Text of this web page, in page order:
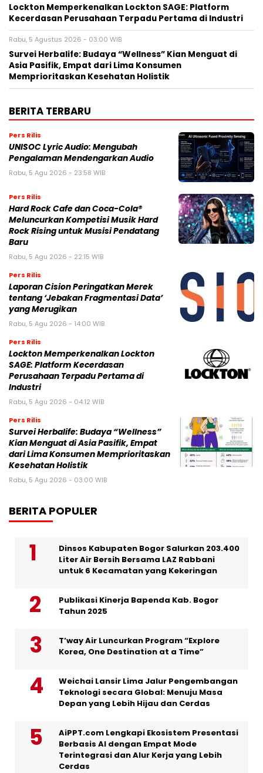
Lockton Memperkenalkan Lockton SAGE: Platform
Kecerdasan Perusahaan Terpadu Pertama di Industri
Rabu, 5 Agustus 2026 - 03:00 WIB
Survei Herbalife: Budaya “Wellness” Kian Menguat di
Asia Pasifik, Empat dari Lima Konsumen
Memprioritaskan Kesehatan Holistik
BERITA TERBARU
Pers Rilis
UNISOC Lyric Audio: Mengubah
Pengalaman Mendengarkan Audio
Rabu, 5 Agu 2026 - 23:58 WIB
Pers Rilis
Hard Rock Cafe dan Coca-Cola®
Meluncurkan Kompetisi Musik Hard
Rock Rising untuk Musisi Pendatang
Baru
Rabu, 5 Agu 2026 - 22:15 WIB
Pers Rilis
Laporan Cision Peringatkan Merek
tentang ‘Jebakan Fragmentasi Data’
yang Merugikan
Rabu, 5 Agu 2026 - 14:00 WIB
Pers Rilis
Lockton Memperkenalkan Lockton
SAGE: Platform Kecerdasan
Perusahaan Terpadu Pertama di
Industri
Rabu, 5 Agu 2026 - 04:12 WIB
Pers Rilis
Survei Herbalife: Budaya “Wellness”
Kian Menguat di Asia Pasifik, Empat
dari Lima Konsumen Memprioritaskan
Kesehatan Holistik
Rabu, 5 Agu 2026 - 03:00 WIB
BERITA POPULER
Dinsos Kabupaten Bogor Salurkan 203.400
Liter Air Bersih Bersama LAZ Rabbani
untuk 6 Kecamatan yang Kekeringan
Publikasi Kinerja Bapenda Kab. Bogor
Tahun 2025
T’way Air Luncurkan Program “Explore
Korea, One Destination at a Time”
Weichai Lansir Lima Jalur Pengembangan
Teknologi secara Global: Menuju Masa
Depan yang Lebih Hijau dan Cerdas
AiPPT.com Lengkapi Ekosistem Presentasi
Berbasis AI dengan Empat Mode
Terintegrasi dan Alur Kerja yang Lebih
Cerdas